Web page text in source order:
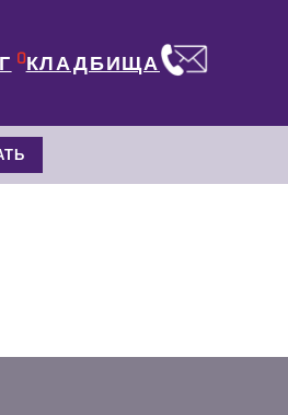
0КЛАДБИЩА